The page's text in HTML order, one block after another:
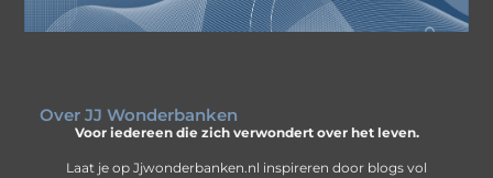
Over JJ Wonderbanken
Voor iedereen die zich verwondert over het leven.
Laat je op Jjwonderbanken.nl inspireren door blogs vol